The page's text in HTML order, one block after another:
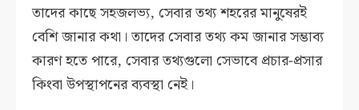
তাদের কাছে সহজলভ্য, সেবার তথ্য শহরের মানুষেরই
বেশি জানার কথা। তাদের সেবার তথ্য কম জানার সম্ভাব্য
কারণ হতে পারে, সেবার তথ্যগুলো সেভাবে প্রচার-প্রসার
কিংবা উপস্থাপনের ব্যবস্থা নেই।